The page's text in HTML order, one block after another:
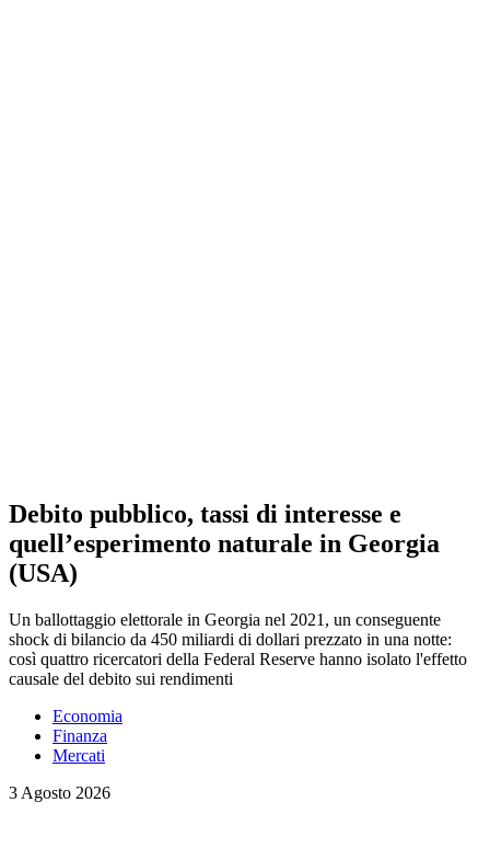
Debito pubblico, tassi di interesse e
quell’esperimento naturale in Georgia
(USA)
Un ballottaggio elettorale in Georgia nel 2021, un conseguente
shock di bilancio da 450 miliardi di dollari prezzato in una notte:
così quattro ricercatori della Federal Reserve hanno isolato l'effetto
causale del debito sui rendimenti
Economia
Finanza
Mercati
3 Agosto 2026